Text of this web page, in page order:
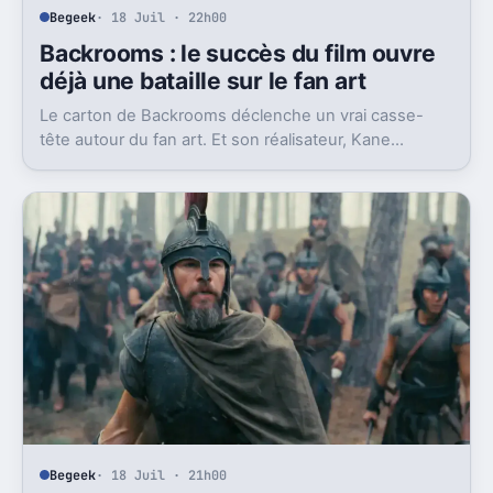
Begeek· 18 Juil · 22h00
Backrooms : le succès du film ouvre
déjà une bataille sur le fan art
Le carton de Backrooms déclenche un vrai casse-
tête autour du fan art. Et son réalisateur, Kane
Begeek· 18 Juil · 21h00